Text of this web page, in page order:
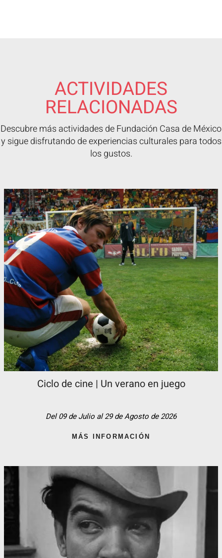
ACTIVIDADES
RELACIONADAS
Descubre más actividades de Fundación Casa de México
y sigue disfrutando de experiencias culturales para todos
los gustos.
Ciclo de cine | Un verano en juego
Del 09 de Julio al 29 de Agosto de 2026
MÁS INFORMACIÓN